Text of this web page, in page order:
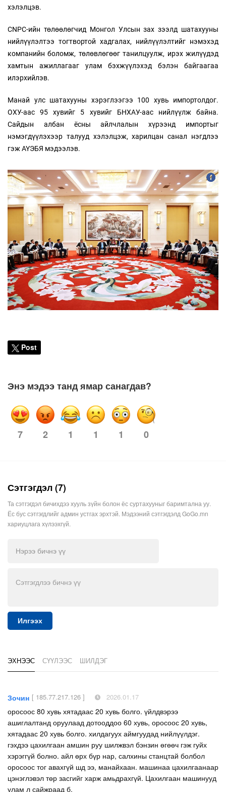
хэлэлцэв.
CNPC-ийн төлөөлөгчид Монгол Улсын зах зээлд шатахууны
нийлүүлэлтээ тогтвортой хадгалах, нийлүүлэлтийг нэмэхэд
компанийн боломж, төлөвлөгөөг танилцуулж, ирэх жилүүдэд
хамтын ажиллагааг улам бэхжүүлэхэд бэлэн байгаагаа
илэрхийлэв.
Манай улс шатахууны хэрэглээгээ 100 хувь импортолдог.
ОХУ-аас 95 хувийг 5 хувийг БНХАУ-аас нийлүүлж байна.
Сайдын албан ёсны айлчлалын хүрээнд импортыг
нэмэгдүүлэхээр талууд хэлэлцэж, харилцан санал нэгдлээ
гэж АҮЭБЯ мэдээлэв.
Post
Энэ мэдээ танд ямар санагдав?
7 2 1 1 1 0
Сэтгэгдэл (7)
Та сэтгэгдэл бичихдээ хууль зүйн болон ёс суртахууныг баримтална уу.
Ёс бус сэтгэгдлийг админ устгах эрхтэй. Мэдээний сэтгэгдэлд GoGo.mn
хариуцлага хүлээхгүй.
Илгээх
ЭХНЭЭС СҮҮЛЭЭС ШИЛДЭГ
Зочин [ 185.77.217.126 ] 2026.01.17
оросоос 80 хувь хятадаас 20 хувь болго. үйлдвэрээ
ашиглалтанд оруулаад дотооддоо 60 хувь, оросоос 20 хувь,
хятадаас 20 хувь болго. хилдагуух аймгуудад нийлүүлдэг.
гэхдээ цахилгаан амшин руу шилжвэл бэнзин өгөөч гэж гуйх
хэрэггүй болно. айл өрх бүр нар, салхины станцтай болбол
оросоос тог авахгүй шд ээ, манайхаан. машинаа цахилгаанаар
цэнэглэвэл төр засгийг харж амьдрахгүй. Цахилгаан машинууд
улам л сайжраад б.